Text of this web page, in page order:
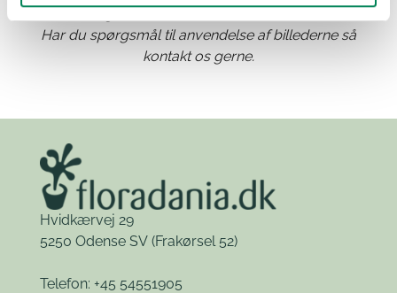
angivelse af Floradania som kilde.
Har du spørgsmål til anvendelse af billederne så
kontakt os gerne.
Hvidkærvej 29
5250 Odense SV (Frakørsel 52)
Telefon: +45 54551905